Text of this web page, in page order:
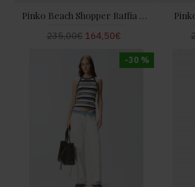
Pinko Beach Shopper Raffia With Logo & Tassels Τσάντα
235,00€ 164,50€
-30 %